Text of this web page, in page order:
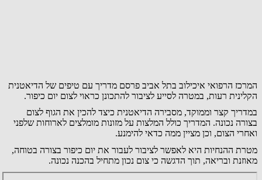
המרכז הרפואי איכילוב בתל אביב פרסם מדריך עם טיפים של הדיאטנית
הקלינית רעות, במטרה לסייע לציבור להתכונן כראוי לצום יום כיפור.
במדריך קצר וממוקד, מסבירה הדיאטנית כיצד להכין את הגוף לצום
בצורה נכונה. המדריך כולל המלצות על מזונות מומלצים לארוחות שלפני
ואחרי הצום, וכן מציין ממה כדאי להימנע.
מטרת ההנחיות היא לאפשר לציבור לעבור את יום כיפור בצורה בטוחה,
מאוזנת ובריאה, תוך הדגשה כי צום נכון מתחיל בהכנה נכונה.